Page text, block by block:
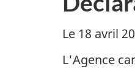
Le 18 avril
L'Agence